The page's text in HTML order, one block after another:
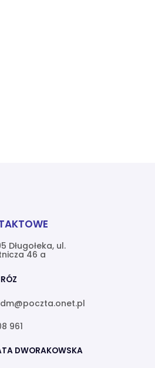
Długołeka, ul.
46 a
961
DWORAKOWSKA